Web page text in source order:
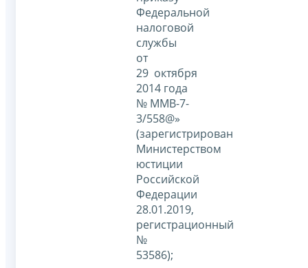
Федеральной
налоговой
службы
от
29 октября
2014 года
№ ММВ-7-
3/558@»
(зарегистрирован
Министерством
юстиции
Российской
Федерации
28.01.2019,
регистрационный
№
53586);